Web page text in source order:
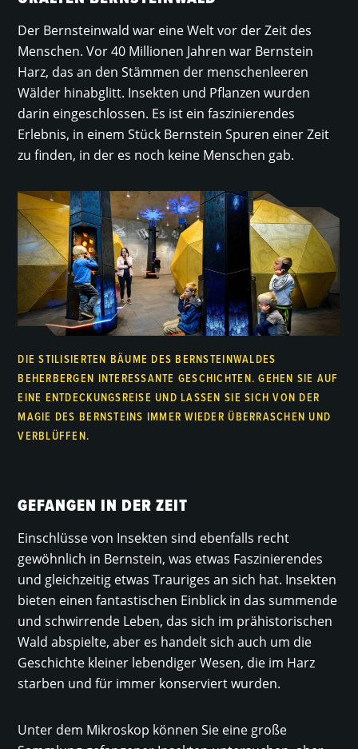
Der Bernsteinwald war eine Welt vor der Zeit des
Menschen. Vor 40 Millionen Jahren war Bernstein
Harz, das an den Stämmen der menschenleeren
Wälder hinabglitt. Insekten und Pflanzen wurden
darin eingeschlossen. Es ist ein faszinierendes
Erlebnis, in einem Stück Bernstein Spuren einer Zeit
zu finden, in der es noch keine Menschen gab.
DIE STILISIERTEN BÄUME DES BERNSTEINWALDES
BEHERBERGEN INTERESSANTE GESCHICHTEN. GEHEN SIE AUF
EINE ENTDECKUNGSREISE UND LASSEN SIE SICH VON DER
MAGIE DES BERNSTEINS IMMER WIEDER ÜBERRASCHEN UND
VERBLÜFFEN.
GEFANGEN IN DER ZEIT
Einschlüsse von Insekten sind ebenfalls recht
gewöhnlich in Bernstein, was etwas Faszinierendes
und gleichzeitig etwas Trauriges an sich hat. Insekten
bieten einen fantastischen Einblick in das summende
und schwirrende Leben, das sich im prähistorischen
Wald abspielte, aber es handelt sich auch um die
Geschichte kleiner lebendiger Wesen, die im Harz
starben und für immer konserviert wurden.
Unter dem Mikroskop können Sie eine große